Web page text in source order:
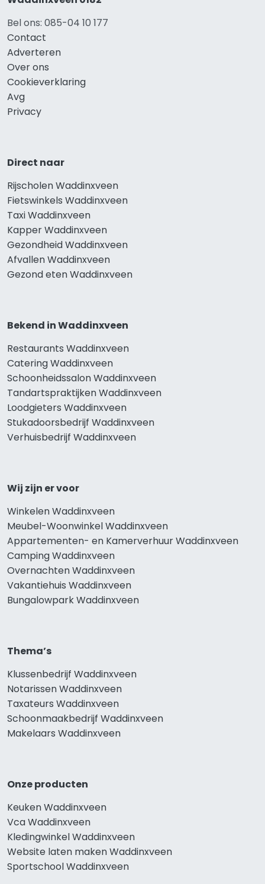
Bel ons: 085-04 10 177
Contact
Adverteren
Over ons
Cookieverklaring
Avg
Privacy
Direct naar
Rijscholen Waddinxveen
Fietswinkels Waddinxveen
Taxi Waddinxveen
Kapper Waddinxveen
Gezondheid Waddinxveen
Afvallen Waddinxveen
Gezond eten Waddinxveen
Bekend in Waddinxveen
Restaurants Waddinxveen
Catering Waddinxveen
Schoonheidssalon Waddinxveen
Tandartspraktijken Waddinxveen
Loodgieters Waddinxveen
Stukadoorsbedrijf Waddinxveen
Verhuisbedrijf Waddinxveen
Wij zijn er voor
Winkelen Waddinxveen
Meubel-Woonwinkel Waddinxveen
Appartementen- en Kamerverhuur Waddinxveen
Camping Waddinxveen
Overnachten Waddinxveen
Vakantiehuis Waddinxveen
Bungalowpark Waddinxveen
Thema’s
Klussenbedrijf Waddinxveen
Notarissen Waddinxveen
Taxateurs Waddinxveen
Schoonmaakbedrijf Waddinxveen
Makelaars Waddinxveen
Onze producten
Keuken Waddinxveen
Vca Waddinxveen
Kledingwinkel Waddinxveen
Website laten maken Waddinxveen
Sportschool Waddinxveen